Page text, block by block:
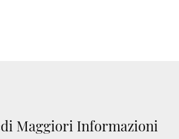
Maggiori Informazioni